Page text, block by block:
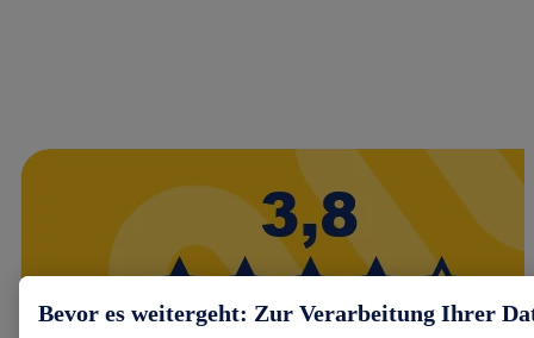
Bevor es weitergeht: Zur Verarbeitung Ihrer